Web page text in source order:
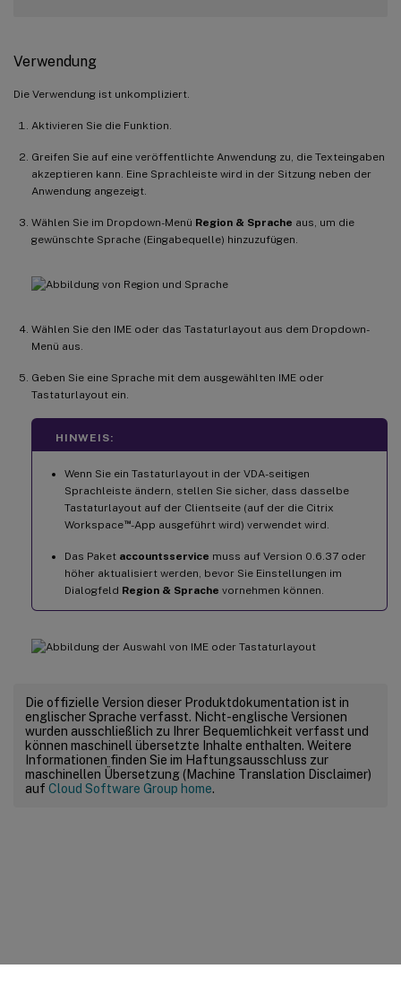
Verwendung
Die Verwendung ist unkompliziert.
Aktivieren Sie die Funktion.
Greifen Sie auf eine veröffentlichte Anwendung zu, die Texteingaben
akzeptieren kann. Eine Sprachleiste wird in der Sitzung neben der
Anwendung angezeigt.
Wählen Sie im Dropdown-Menü Region & Sprache aus, um die
gewünschte Sprache (Eingabequelle) hinzuzufügen.
Wählen Sie den IME oder das Tastaturlayout aus dem Dropdown-
Menü aus.
Geben Sie eine Sprache mit dem ausgewählten IME oder
Tastaturlayout ein.
HINWEIS:
Wenn Sie ein Tastaturlayout in der VDA-seitigen
Sprachleiste ändern, stellen Sie sicher, dass dasselbe
Tastaturlayout auf der Clientseite (auf der die Citrix
Workspace™-App ausgeführt wird) verwendet wird.
Das Paket accountsservice muss auf Version 0.6.37 oder
höher aktualisiert werden, bevor Sie Einstellungen im
Dialogfeld Region & Sprache vornehmen können.
Die offizielle Version dieser Produktdokumentation ist in
englischer Sprache verfasst. Nicht-englische Versionen
wurden ausschließlich zu Ihrer Bequemlichkeit verfasst und
können maschinell übersetzte Inhalte enthalten. Weitere
Informationen finden Sie im Haftungsausschluss zur
maschinellen Übersetzung (Machine Translation Disclaimer)
auf Cloud Software Group home.